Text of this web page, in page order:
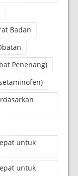
Badan
Penenang)
untuk
untuk